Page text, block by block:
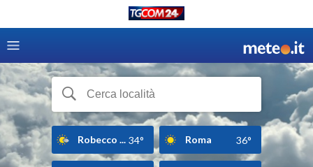
Robecco ... 34° Roma 36°